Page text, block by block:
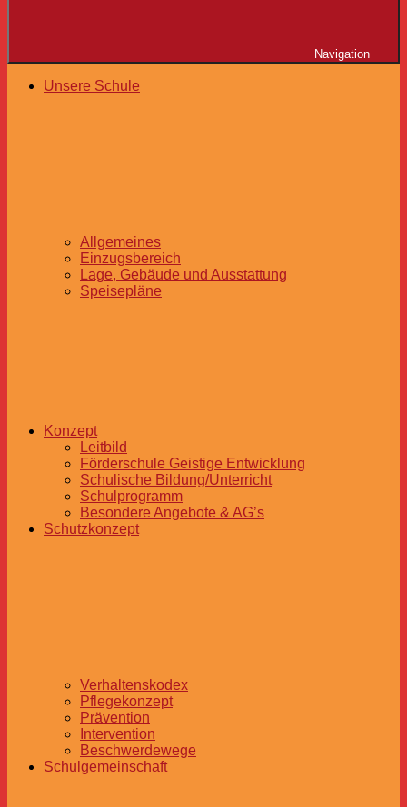
Navigation
Unsere Schule
Allgemeines
Einzugsbereich
Lage, Gebäude und Ausstattung
Speisepläne
Konzept
Leitbild
Förderschule Geistige Entwicklung
Schulische Bildung/Unterricht
Schulprogramm
Besondere Angebote & AG’s
Schutzkonzept
Verhaltenskodex
Pflegekonzept
Prävention
Intervention
Beschwerdewege
Schulgemeinschaft